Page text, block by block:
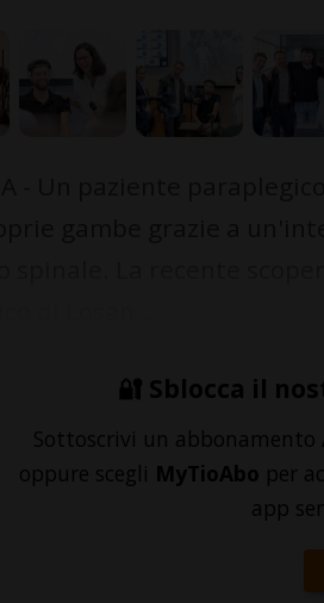
🔐 Sblocca il
Sottoscrivi un abbonamento
oppure scegli MyTioAbo per
app